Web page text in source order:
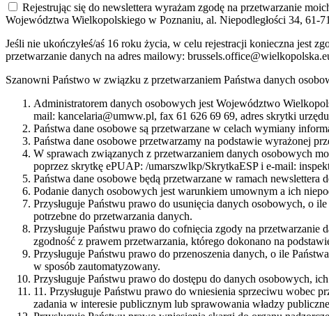
Rejestrując się do newslettera wyrażam zgodę na przetwarzanie
Województwa Wielkopolskiego w Poznaniu, al. Niepodległości 34, 61-
Jeśli nie ukończyłeś/aś 16 roku życia, w celu rejestracji konieczna jest
przetwarzanie danych na adres mailowy:
Szanowni Państwo w związku z przetwarzaniem Państwa danych
Administratorem danych osobowych jest Województwo
mail: kancelaria@umww.pl, fax 61 626 69 69, adres skrytki
Państwa dane osobowe są przetwarzane w celach wymiany
Państwa dane osobowe przetwarzamy na podstawie wyrażonej
W sprawach związanych z przetwarzaniem danych osobowych
poprzez skrytkę ePUAP: /umarszwlkp/SkrytkaESP i e-mail:
Państwa dane osobowe będą przetwarzane w ramach newslettera
Podanie danych osobowych jest warunkiem umownym a ich
Przysługuje Państwu prawo do usunięcia danych osobowych, o
potrzebne do przetwarzania danych.
Przysługuje Państwu prawo do cofnięcia zgody na
zgodność z prawem przetwarzania, którego dokonano na
Przysługuje Państwu prawo do przenoszenia danych, o ile
w sposób zautomatyzowany.
Przysługuje Państwu prawo do dostępu do danych osobowych,
11. Przysługuje Państwu prawo do wniesienia sprzeciwu wobec
zadania w interesie publicznym lub sprawowania władzy